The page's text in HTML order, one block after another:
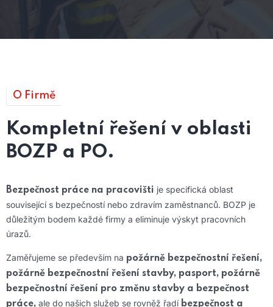
O Firmě
Kompletní řešení v oblasti
BOZP a PO.
Bezpečnost práce na pracovišti je specifická oblast
související s bezpečností nebo zdravím zaměstnanců. BOZP je
důležitým bodem každé firmy a eliminuje výskyt pracovních
úrazů.
Zaměřujeme se především na požárně bezpečnostní řešení,
požárně bezpečnostní řešení stavby, pasport, požárně
bezpečnostní řešení pro změnu stavby a bezpečnost
práce, ale do našich služeb se rovněž řadí bezpečnost a